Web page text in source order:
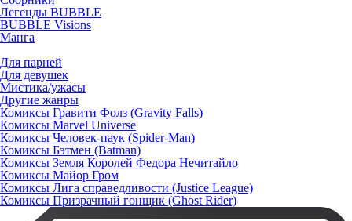
Легенды BUBBLE
BUBBLE Visions
Манга
Для парней
Для девушек
Мистика/ужасы
Другие жанры
Комиксы Гравити Фолз (Gravity Falls)
Комиксы Marvel Universe
Комиксы Человек-паук (Spider-Man)
Комиксы Бэтмен (Batman)
Комиксы Земля Королей Федора Нечитайло
Комиксы Майор Гром
Комиксы Лига справедливости (Justice League)
Комиксы Призрачный гонщик (Ghost Rider)